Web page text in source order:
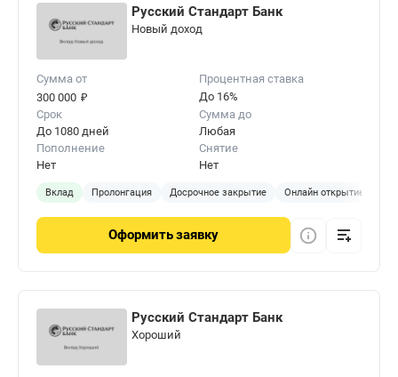
процентные ставки.Русский Стандарт Банк
Новый доход
Сумма от
300 000 ₽
Процентная ставка
До 16%
Срок
До 1080 дней
Сумма до
Любая
Пополнение
Нет
Снятие
Нет
Вклад Пролонгация Досрочное закрытие Онлайн открытие
Оформитьзаявку
Русский Стандарт Банк
Хороший